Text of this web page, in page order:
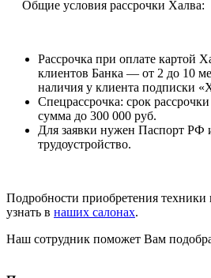
Общие условия рассрочки Халва:
Рассрочка при оплате картой
клиентов Банка — от 2 до 10
наличия у клиента подписки
Спецрассрочка: срок
сумма до 300 000 руб.
Для заявки нужен Паспорт РФ
трудоустройство.
Подробности приобретения техники
узнать в наших салонах.
Наш сотрудник поможет Вам